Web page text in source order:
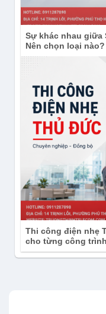
Sự khác nhau giữa
Nên chọn loại nào?
Thi công điện nhẹ
cho từng công trình